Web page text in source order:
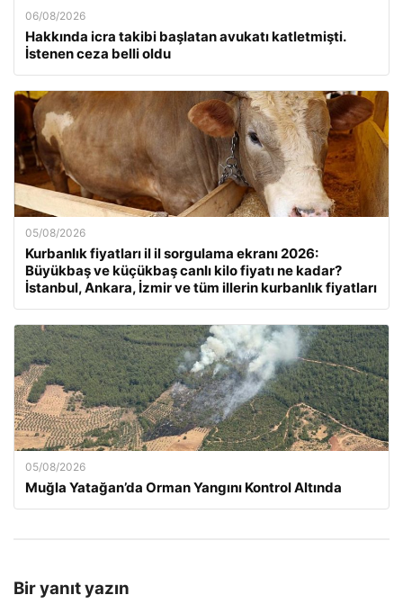
06/08/2026
Hakkında icra takibi başlatan avukatı katletmişti.
İstenen ceza belli oldu
05/08/2026
Kurbanlık fiyatları il il sorgulama ekranı 2026:
Büyükbaş ve küçükbaş canlı kilo fiyatı ne kadar?
İstanbul, Ankara, İzmir ve tüm illerin kurbanlık fiyatları
05/08/2026
Muğla Yatağan’da Orman Yangını Kontrol Altında
Bir yanıt yazın